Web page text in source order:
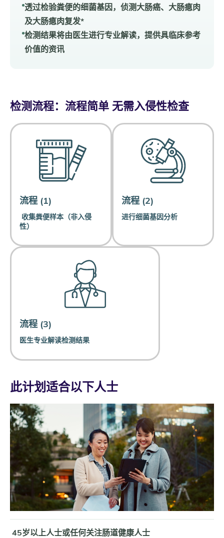
透过检验粪便的细菌基因，侦测大肠癌、大肠瘜肉
及大肠瘜肉复发*
检测结果将由医生进行专业解读，提供具临床参考
价值的资讯
检测流程：流程简单 无需入侵性检查
流程 (1)
收集粪便样本（非入侵
性）
流程 (2)
进行细菌基因分析
流程 (3)
医生专业解读检测结果
此计划适合以下人士
45岁以上人士或任何关注肠道健康人士